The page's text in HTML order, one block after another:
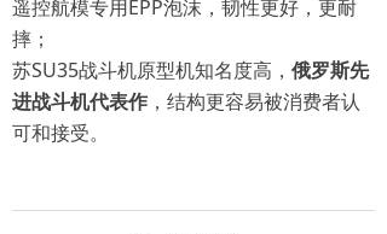
遥控航模专用EPP泡沫，韧性更好，更耐
摔；
苏SU35战斗机原型机知名度高， 俄罗斯先
进战斗机代表作 ，结构更容易被消费者认
可和接受。